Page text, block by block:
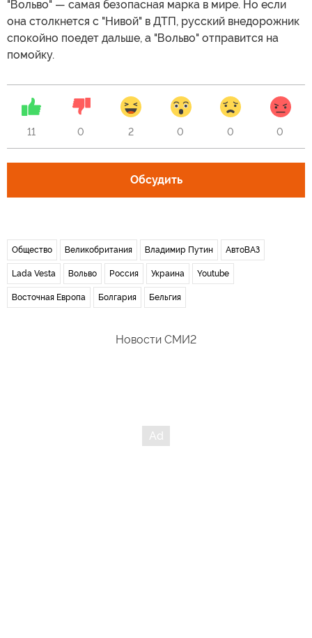
"Вольво" — самая безопасная марка в мире. Но если
она столкнется с "Нивой" в ДТП, русский внедорожник
спокойно поедет дальше, а "Вольво" отправится на
помойку.
11 0 2 0 0 0
Обсудить
Общество Великобритания Владимир Путин АвтоВАЗ
Lada Vesta Вольво Россия Украина Youtube
Восточная Европа Болгария Бельгия
Новости СМИ2